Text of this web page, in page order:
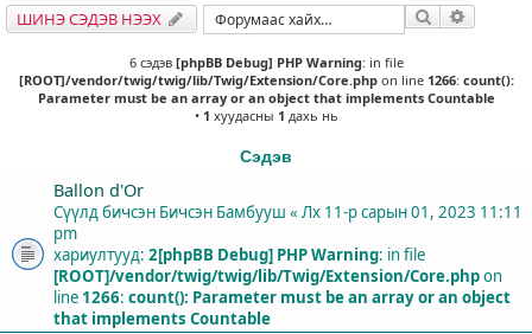
ШИНЭ СЭДЭВ НЭЭХ Хайлт
6 сэдэв [phpBB Debug] PHP Warning: in file
[ROOT]/vendor/twig/twig/lib/Twig/Extension/Core.phpon line 1266: count():
Parameter must be an array or an object that implements Countable
• 1 хуудасны 1 дахь нь
Сэдэв
Ballon d'Or
Сүүлд бичсэн Бичсэн Бамбууш « Лх 11-р сарын 01, 2023 11:11
pm
хариултууд: 2[phpBB Debug] PHP Warning: in file
[ROOT]/vendor/twig/twig/lib/Twig/Extension/Core.phpon
line 1266: count(): Parameter must be an array or an object
that implements Countable